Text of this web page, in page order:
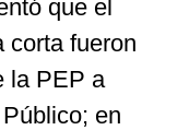
que el
corta fueron
la PEP a
en